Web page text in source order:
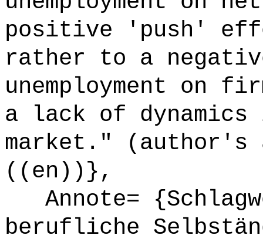
positive 'push'
rather to a
unemployment on
a lack of
market." (author's
((en))},
Annote=
berufliche